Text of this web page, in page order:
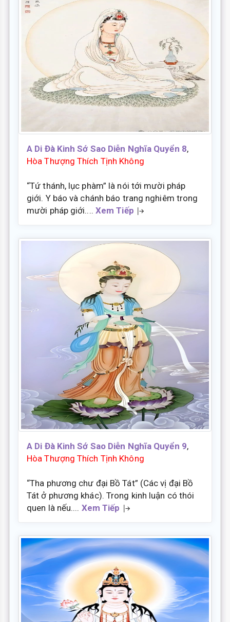
A Di Đà Kinh Sớ Sao Diễn Nghĩa Quyển 8,
Hòa Thượng Thích Tịnh Không
“Tứ thánh, lục phàm” là nói tới mười pháp
giới. Y báo và chánh báo trang nghiêm trong
mười pháp giới.... Xem Tiếp
A Di Đà Kinh Sớ Sao Diễn Nghĩa Quyển 9,
Hòa Thượng Thích Tịnh Không
“Tha phương chư đại Bồ Tát” (Các vị đại Bồ
Tát ở phương khác). Trong kinh luận có thói
quen là nếu.... Xem Tiếp